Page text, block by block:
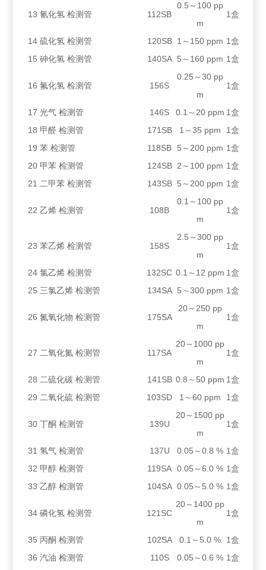
13 氰化氢 检测管 112SB
0.5～100 pp
m
1盒
14 硫化氢 检测管 120SB 1～150 ppm 1盒
15 砷化氢 检测管 140SA 5～160 ppm 1盒
16 氟化氢 检测管 156S
0.25～30 pp
m
1盒
17 光气 检测管 146S 0.1～20 ppm 1盒
18 甲醛 检测管 171SB 1～35 ppm
1盒
19 苯 检测管 118SB 5～200 ppm 1盒
20 甲苯 检测管 124SB 2～100 ppm 1盒
21 二甲苯 检测管 143SB 5～200 ppm 1盒
22 乙烯 检测管 108B
0.1～100 pp
m
1盒
23 苯乙烯 检测管 158S
2.5～300 pp
m
1盒
24 氯乙烯 检测管 132SC 0.1～12 ppm 1盒
25 三氯乙烯 检测管 134SA 5～300 ppm 1盒
26 氮氧化物 检测管 175SA
20～250 pp
m
1盒
27 二氧化氮 检测管 117SA
20～1000 pp
m
1盒
28 二硫化碳 检测管 141SB 0.8～50 ppm 1盒
29 二氧化硫 检测管 103SD 1～60 ppm 1盒
30 丁酮 检测管 139U
20～1500 pp
m
1盒
31 氢气 检测管 137U 0.05～0.8 % 1盒
32 甲醇 检测管 119SA 0.05～6.0 % 1盒
33 乙醇 检测管 104SA 0.05～5.0 % 1盒
34 磷化氢 检测管 121SC
20～1400 pp
m
1盒
35 丙酮 检测管 102SA 0.1～5.0 %
1盒
36 汽油 检测管 110S 0.05～0.6 % 1盒